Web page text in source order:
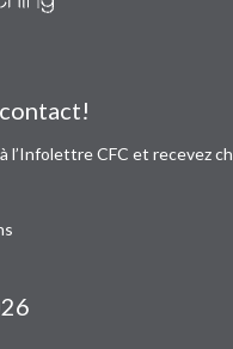
l’Infolettre CFC et recevez